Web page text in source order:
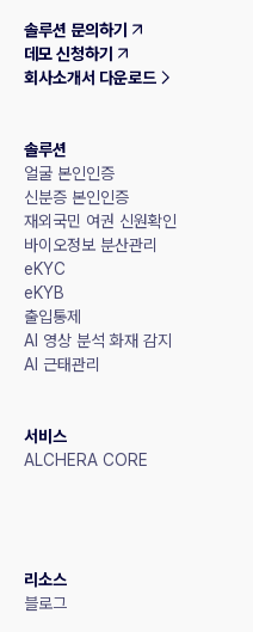
솔루션 문의하기
데모 신청하기
회사소개서 다운로드
솔루션
얼굴 본인인증
신분증 본인인증
재외국민 여권 신원확인
바이오정보 분산관리
eKYC
eKYB
출입통제
AI 영상 분석 화재 감지
AI 근태관리
서비스
ALCHERA CORE
리소스
블로그